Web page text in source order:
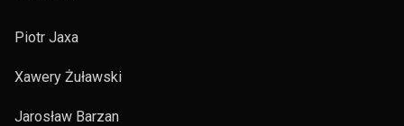
Piotr Jaxa
Xawery Żuławski
Jarosław Barzan